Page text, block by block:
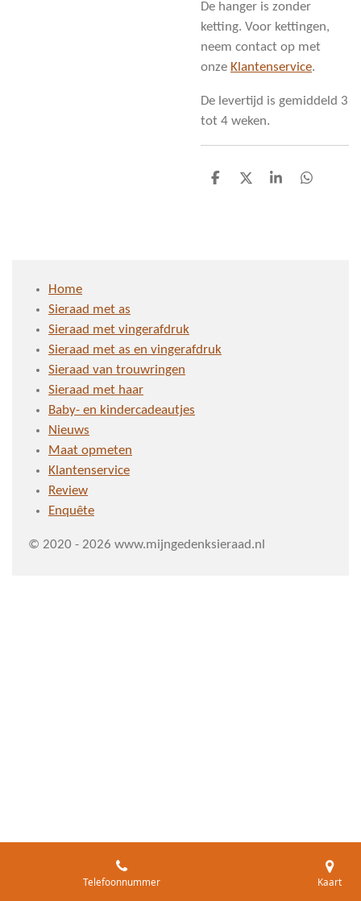
De hanger is zonder
ketting. Voor kettingen,
neem contact op met
onze Klantenservice.
De levertijd is gemiddeld 3
tot 4 weken.
D
D
S
D
Home
Sieraad met as
Sieraad met vingerafdruk
Sieraad met as en vingerafdruk
Sieraad van trouwringen
Sieraad met haar
Baby- en kindercadeautjes
Nieuws
Maat opmeten
Klantenservice
Review
Enquête
© 2020 - 2026 www.mijngedenksieraad.nl
Telefoonnummer Kaart